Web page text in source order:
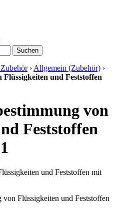
Suchen
› Allgemein (Zubehör) ›
und Feststoffen
von
Feststoffen
und Feststoffen mit
von Flüssigkeiten und Feststoffen